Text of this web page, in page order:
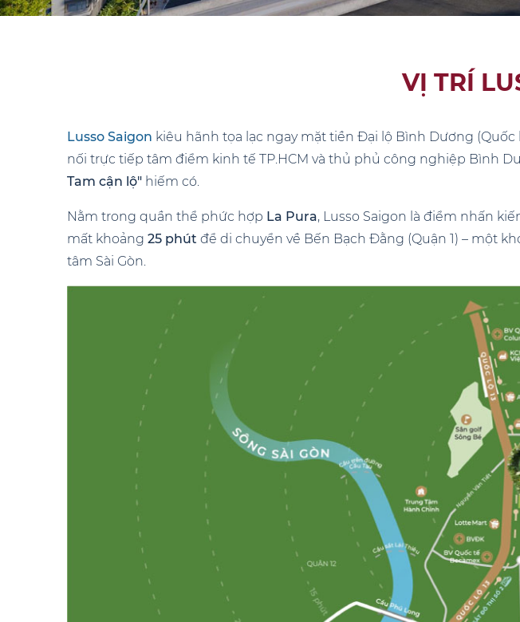
VỊ TRÍ
Lusso Saigon kiêu hãnh tọa lạc ngay mặt tiền Đại lộ Bình Dương
nối trực tiếp tâm điểm kinh tế TP.HCM và thủ phủ công nghiệp Bình
Tam cận lộ" hiếm có.
Nằm trong quần thể phức hợp La Pura, Lusso Saigon là điểm nhấn
mất khoảng 25 phút để di chuyển về Bến Bạch Đằng (Quận 1) – một
tâm Sài Gòn.